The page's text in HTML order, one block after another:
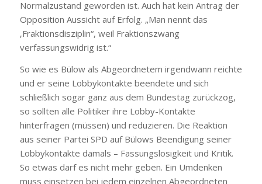
Normalzustand geworden ist. Auch hat kein Antrag der
Opposition Aussicht auf Erfolg. „Man nennt das
‚Fraktionsdisziplin“, weil Fraktionszwang
verfassungswidrig ist.“
So wie es Bülow als Abgeordnetem irgendwann reichte
und er seine Lobbykontakte beendete und sich
schließlich sogar ganz aus dem Bundestag zurückzog,
so sollten alle Politiker ihre Lobby-Kontakte
hinterfragen (müssen) und reduzieren. Die Reaktion
aus seiner Partei SPD auf Bülows Beendigung seiner
Lobbykontakte damals – Fassungslosigkeit und Kritik.
So etwas darf es nicht mehr geben. Ein Umdenken
muss einsetzen bei jedem einzelnen Abgeordneten